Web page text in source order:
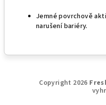
Jemné povrchově
narušení bariéry.
Copyright 2026